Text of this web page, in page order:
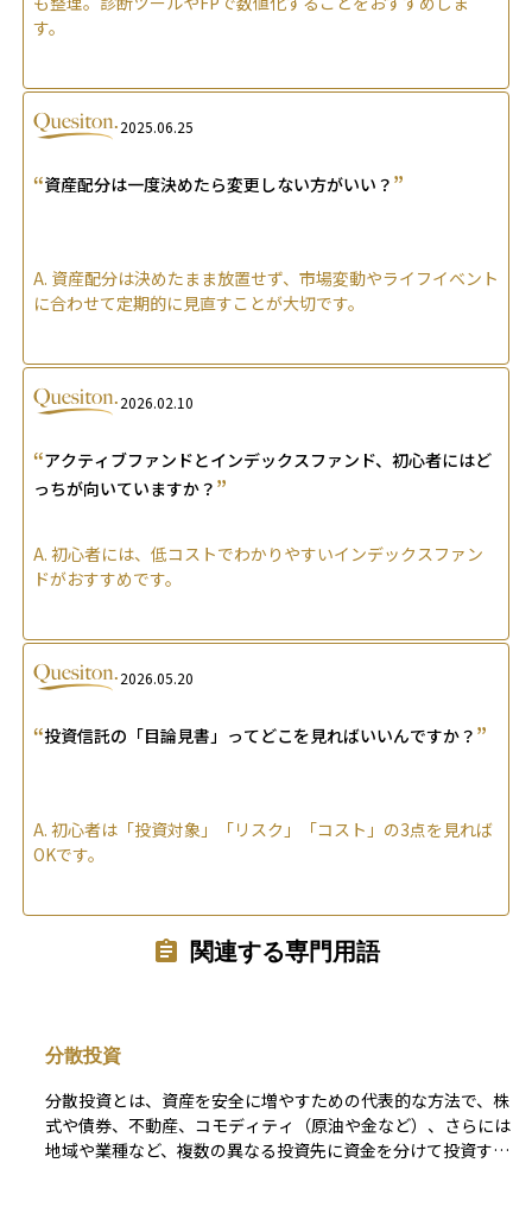
す。
2025.06.25
“資産配分は一度決めたら変更しない方がいい？ ”
A. 資産配分は決めたまま放置せず、市場変動やライフイベント
に合わせて定期的に見直すことが大切です。
2026.02.10
“アクティブファンドとインデックスファンド、初心者にはど
っちが向いていますか？ ”
A. 初心者には、低コストでわかりやすいインデックスファン
ドがおすすめです。
2026.05.20
“投資信託の「目論見書」ってどこを見ればいいんですか？ ”
A. 初心者は「投資対象」「リスク」「コスト」の3点を見れば
OKです。
関連する専門用語
分散投資
分散投資とは、資産を安全に増やすための代表的な方法で、株
式や債券、不動産、コモディティ（原油や金など）、さらには
地域や業種など、複数の異なる投資先に資金を分けて投資する